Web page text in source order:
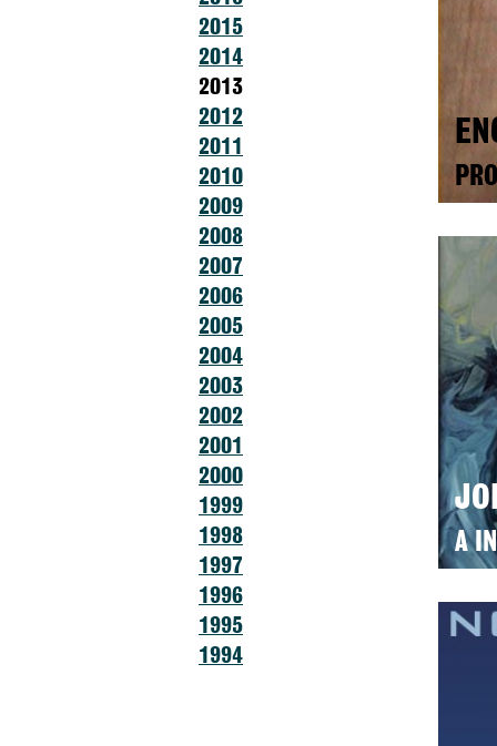
2015
2014
2013
2012
2011
2010
2009
2008
2007
2006
2005
2004
2003
2002
2001
2000
1999
1998
1997
1996
1995
1994
A